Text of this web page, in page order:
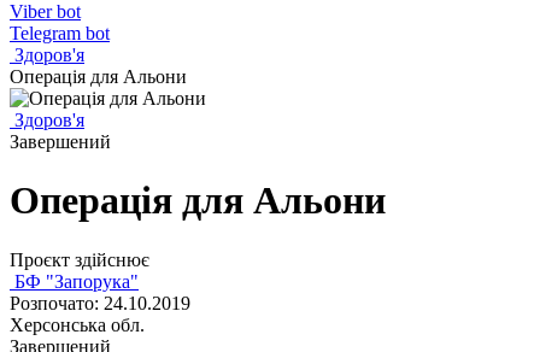
Viber bot
Telegram bot
Здоров'я
Операція для Альони
Здоров'я
Завершений
Операція для Альони
Проєкт здійснює
БФ "Запорука"
Розпочато: 24.10.2019
Херсонська обл.
Завершений